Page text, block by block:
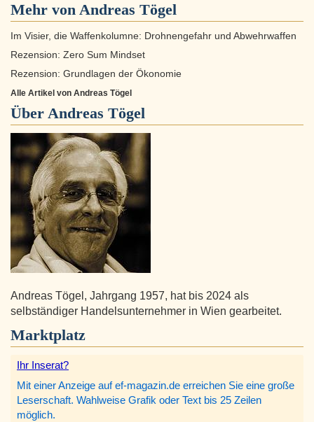
Mehr von Andreas Tögel
Im Visier, die Waffenkolumne: Drohnengefahr und Abwehrwaffen
Rezension: Zero Sum Mindset
Rezension: Grundlagen der Ökonomie
Alle Artikel von Andreas Tögel
Über Andreas Tögel
Andreas Tögel, Jahrgang 1957, hat bis 2024 als
selbständiger Handelsunternehmer in Wien gearbeitet.
Marktplatz
Ihr Inserat?
Mit einer Anzeige auf ef-magazin.de erreichen Sie eine große
Leserschaft. Wahlweise Grafik oder Text bis 25 Zeilen
möglich.